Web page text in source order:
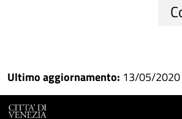
Ultimo aggiornamento: 13/05/